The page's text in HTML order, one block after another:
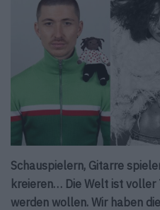
Schauspielern, Gitarre
kreieren… Die Welt ist
werden wollen. Wir haben